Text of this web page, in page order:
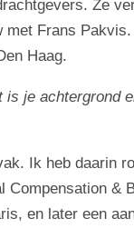
Ze
met Frans
Haag.
je achtergrond
Ik heb daarin
Compensation &
en later een